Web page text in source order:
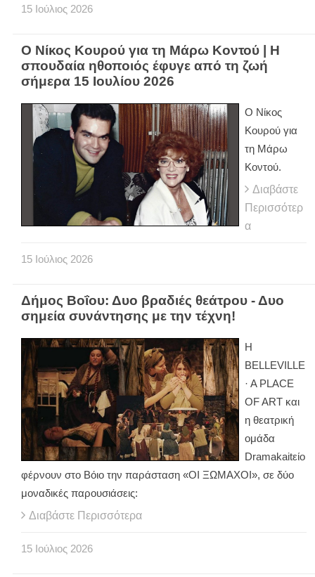
15 Ιούλιος 2026
Ο Νίκος Κουρού για τη Μάρω Κοντού | Η
σπουδαία ηθοποιός έφυγε από τη ζωή
σήμερα 15 Ιουλίου 2026
Ο Νίκος
Κουρού για
τη Μάρω
Κοντού.
Διαβάστε
Περισσότερ
α
15 Ιούλιος 2026
Δήμος Βοΐου: Δυο βραδιές θεάτρου - Δυο
σημεία συνάντησης με την τέχνη!
Η
BELLEVILLE
· A PLACE
OF ART και
η θεατρική
ομάδα
Dramakaitείο
φέρνουν στο Βόιο την παράσταση «ΟΙ ΞΩΜΑΧΟΙ», σε δύο
μοναδικές παρουσιάσεις:
Διαβάστε Περισσότερα
15 Ιούλιος 2026